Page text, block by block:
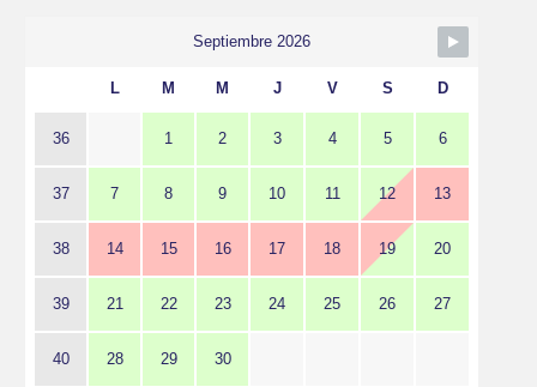
Septiembre 2026
L M M J V S D
36 1 2 3 4 5 6
37 7 8 9 10 11 12 13
38 14 15 16 17 18 19 20
39 21 22 23 24 25 26 27
40 28 29 30